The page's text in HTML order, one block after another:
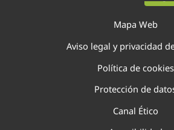
Mapa Web
Aviso legal y privacidad
Política de cookies
Protección de
Canal Ético